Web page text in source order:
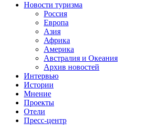
Новости туризма
Россия
Европа
Азия
Африка
Америка
Австралия и Океания
Архив новостей
Интервью
Истории
Мнение
Проекты
Отели
Пресс-центр